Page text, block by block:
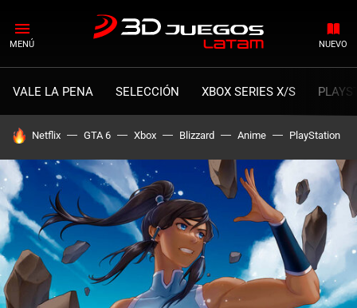
MENÚ NUEVO
VALE LA PENA SELECCIÓN XBOX SERIES X/S
HOY SE HABLA DE
Netflix GTA 6 Xbox Blizzard Anime PlayStation